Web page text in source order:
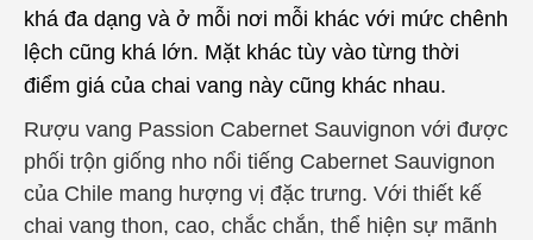
khá đa dạng và ở mỗi nơi mỗi khác với mức chênh
lệch cũng khá lớn. Mặt khác tùy vào từng thời
điểm giá của chai vang này cũng khác nhau.
Rượu vang Passion Cabernet Sauvignon với được
phối trộn giống nho nổi tiếng Cabernet Sauvignon
của Chile mang hượng vị đặc trưng. Với thiết kế
chai vang thon, cao, chắc chắn, thể hiện sự mãnh